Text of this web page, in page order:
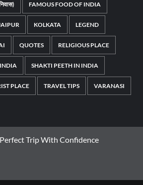
FAMOUS FOOD OF INDIA
KOLKATA LEGEND
QUOTES RELIGIOUS PLACE
INDIA SHAKTI PEETH IN INDIA
PLACE TRAVEL TIPS VARANASI
Trip With Confidence